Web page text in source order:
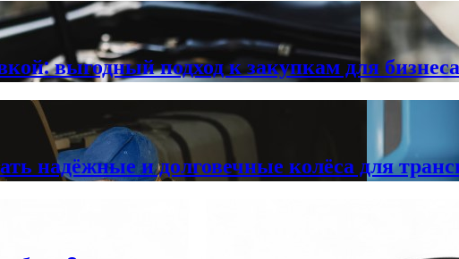
выгодный подход к закупкам для бизнеса
надёжные и долговечные колёса для